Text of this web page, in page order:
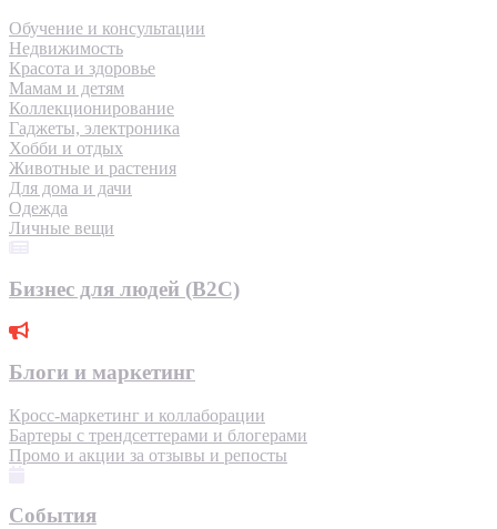
Обучение и консультации
Недвижимость
Красота и здоровье
Мамам и детям
Коллекционирование
Гаджеты, электроника
Хобби и отдых
Животные и растения
Для дома и дачи
Одежда
Личные вещи
Бизнес для людей (B2C)
Блоги и маркетинг
Кросс-маркетинг и коллаборации
Бартеры с трендсеттерами и блогерами
Промо и акции за отзывы и репосты
События